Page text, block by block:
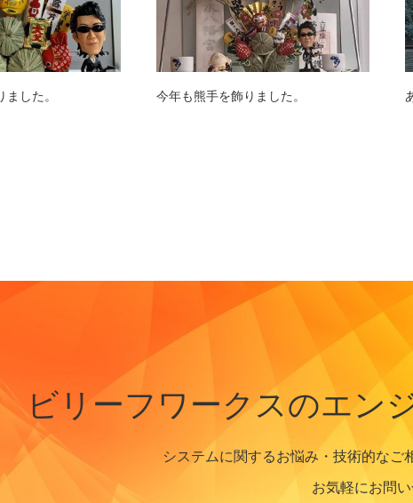
した。 今年も熊手を飾りました。
ビリーフワークスのエン
システムに関するお悩み・技術的なご
お気軽にお問い